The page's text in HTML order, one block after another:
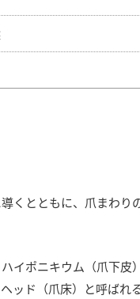
くとともに、爪まわり
イポニキウム（爪下皮
ッド（爪床）と呼ば